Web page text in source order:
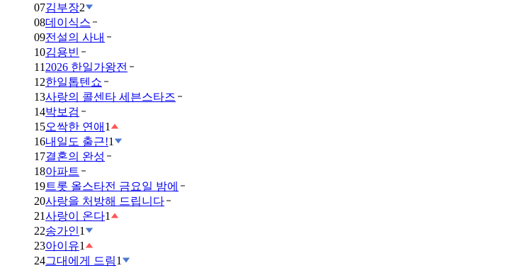
07김부장2
08데이식스
09전설의 사내
10김용빈
11 2026 한일가왕전
12한일톱텐쇼
13사랑의 콜센타 세븐스타즈
14박보검
15오싹한 연애 1
16내일도 출근!1
17결혼의 완성
18아파트
19트롯 올스타전 금요일 밤에
20사랑을 처방해 드립니다
21사랑이 온다1
22송가인1
23아이유1
24그대에게 드림1